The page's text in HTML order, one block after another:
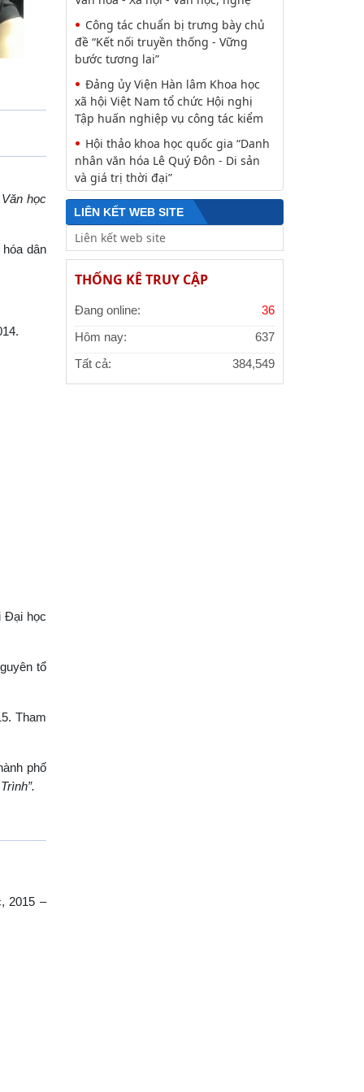
Văn học
hóa dân
Đại học
tổ
Tham
phố
2015 –
Công tác chuẩn bị trưng bày chủ
đề “Kết nối truyền thống - Vững
bước tương lai”
Đảng ủy Viện Hàn lâm Khoa học
xã hội Việt Nam tổ chức Hội nghị
Tập huấn nghiệp vụ công tác kiểm
Hội thảo khoa học quốc gia “Danh
nhân văn hóa Lê Quý Đôn - Di sản
và giá trị thời đại”
LIÊN KẾT WEB SITE
THỐNG KÊ TRUY CẬP
Đang online: 36
Hôm nay: 637
Tất cả: 384,549